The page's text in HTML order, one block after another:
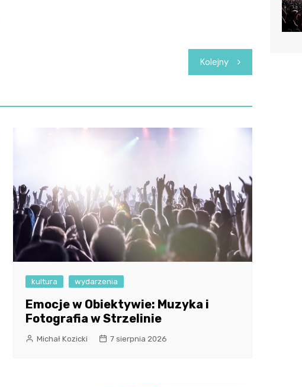
Kolejny
kultura wydarzenia
Emocje w Obiektywie: Muzyka i
Fotografia w Strzelinie
Michał Kozicki 7 sierpnia 2026